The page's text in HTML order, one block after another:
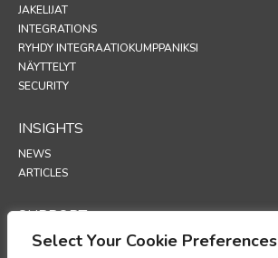
Select Your Cookie Preferences
JAKELIJAT
INTEGRATIONS
RYHDY INTEGRAATIOKUMPPANIKSI
NÄYTTELYT
SECURITY
INSIGHTS
NEWS
ARTICLES
SUPPORT
TECHNICAL PORTAL